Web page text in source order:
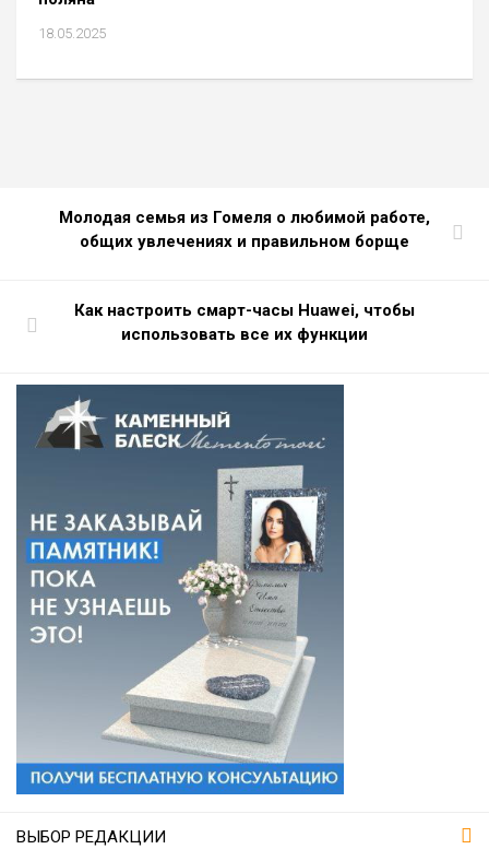
18.05.2025
Молодая семья из Гомеля о любимой работе,
общих увлечениях и правильном борще
Как настроить смарт-часы Huawei, чтобы
использовать все их функции
ВЫБОР РЕДАКЦИИ